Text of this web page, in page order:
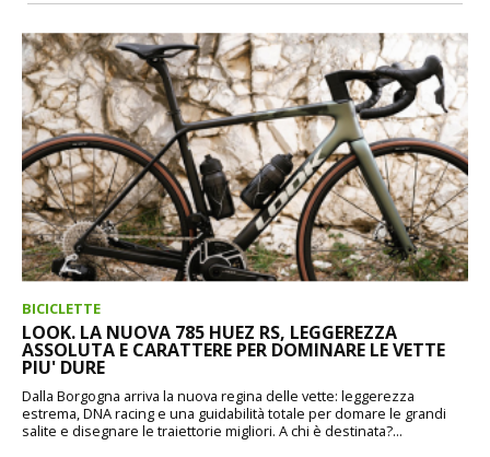
BICICLETTE
LOOK. LA NUOVA 785 HUEZ RS, LEGGEREZZA
ASSOLUTA E CARATTERE PER DOMINARE LE VETTE
PIU' DURE
Dalla Borgogna arriva la nuova regina delle vette: leggerezza
estrema, DNA racing e una guidabilità totale per domare le grandi
salite e disegnare le traiettorie migliori. A chi è destinata?...